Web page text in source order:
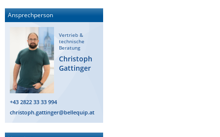
Milesight
Moxa
Netio
Panorama Antennas
PatchSee
Power Kingdom
Poynting
Ansprechperson
Vertrieb &
technische
Beratung
Christoph
Gattinger
+43 2822 33 33 994
christoph.gattinger@bellequip.at